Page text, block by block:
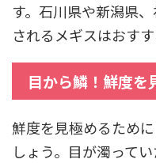
す。石川県や新潟県
されるメギスはおすす
目から鱗！鮮度を
鮮度を見極めるため
しょう。目が濁って